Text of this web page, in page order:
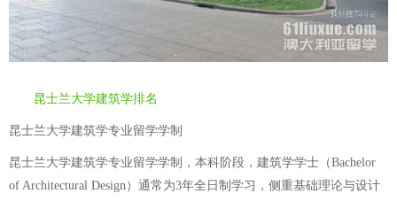
昆士兰大学建筑学排名
昆士兰大学建筑学专业留学学制
昆士兰大学建筑学专业留学学制，本科阶段，建筑学学士（Bachelor
of Architectural Design）通常为3年全日制学习，侧重基础理论与设计